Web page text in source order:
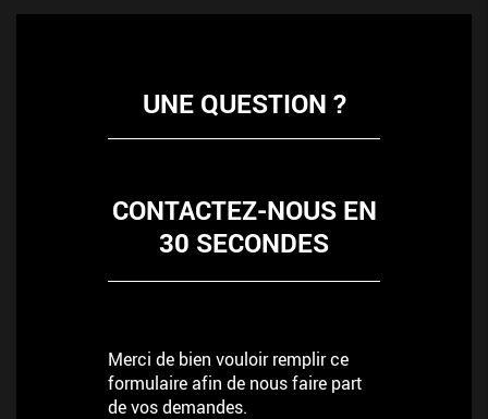
UNE QUESTION ?
CONTACTEZ-NOUS EN
30 SECONDES
Merci de bien vouloir remplir ce
formulaire afin de nous faire part
de vos demandes.